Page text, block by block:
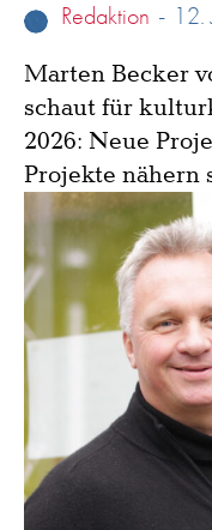
Redaktion - 12.
Marten Becker
schaut für
2026: Neue
Projekte nähern